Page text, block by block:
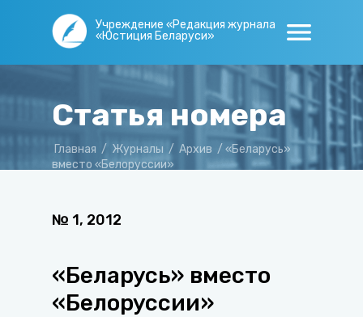
Учреждение «Редакция журнала
«Юстиция Беларуси»
Статья номера
Главная / Журналы / Архив / «Беларусь»
вместо «Белоруссии»
№ 1, 2012
«Беларусь» вместо
«Белоруссии»